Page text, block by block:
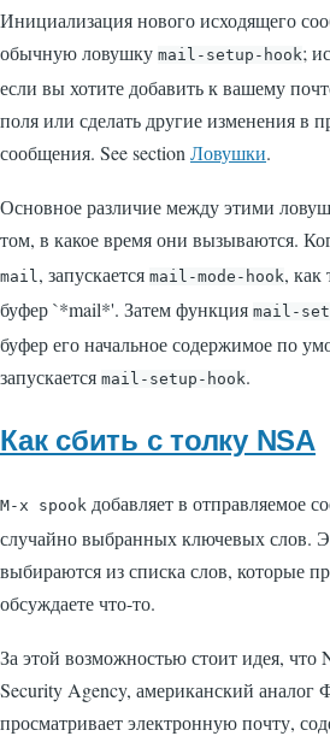
Инициализация нового исходящего
обычную ловушку mail-setup-hook;
если вы хотите добавить к вашему
поля или сделать другие изменения в
сообщения. See sectionЛовушки.
Основное различие между этими
том, в какое время они вызываются.
mail, запускается mail-mode-hook, как
буфер`*mail*'. Затем функция mail-
буфер его начальное содержимое по
запускается mail-setup-hook.
Как сбить с толку NSA
M-x spook добавляет в отправляемое
случайно выбранных ключевых слов.
выбираются из списка слов, которые
обсуждаете что-то.
За этой возможностью стоит идея, что
Security Agency, американский
просматривает электронную почту,